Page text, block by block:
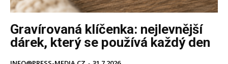
Gravírovaná klíčenka: nejlevnější
dárek, který se používá každý den